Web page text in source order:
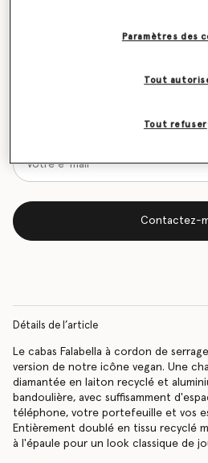
Me prévenir lors du retour en stock
Contactez-
Détails de l’article
Le cabas Falabella à cordon de
version de notre icône vegan. Une
diamantée en laiton recyclé et
bandoulière, avec suffisamment
téléphone, votre portefeuille et vos
Entièrement doublé en tissu recyclé
à l'épaule pour un look classique de
Paramètres des
Tout refuser
Tout